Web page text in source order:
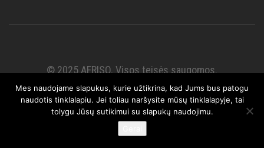
© 2025 AFRISO. Visos teisės saugomos.
Mes naudojame slapukus, kurie užtikrina, kad Jums bus patogu
naudotis tinklalapiu. Jei toliau naršysite mūsų tinklalapyje, tai
tolygu Jūsų sutikimui su slapukų naudojimu.